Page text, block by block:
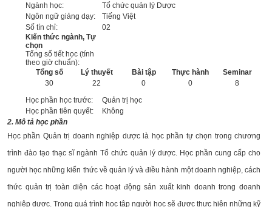
Ngành học:
Tổ chức quản lý Dược
Ngôn ngữ giảng dạy:
Tiếng Việt
Số tín chỉ:
02
Kiến thức ngành, Tự
chọn
Tổng số tiết học (tính
theo giờ chuẩn):
Tổng số
Lý thuyết Bài tập Thực hành
Seminar
30
22 0 0
8
Học phần học trước:
Quản trị học
Học phần tiên quyết:
Không
2. Mô tả học phần
Học phần Quản trị doanh nghiệp dược là học phần tự chọn trong chương
trình đào tạo thạc sĩ ngành Tổ chức quản lý dược. Học phần cung cấp cho
người học những kiến thức về quản lý và điều hành một doanh nghiệp, cách
thức quản trị toàn diện các hoạt động sản xuất kinh doanh trong doanh
nghiệp dược. Trong quá trình học tập người học sẽ được thực hiện những kỹ